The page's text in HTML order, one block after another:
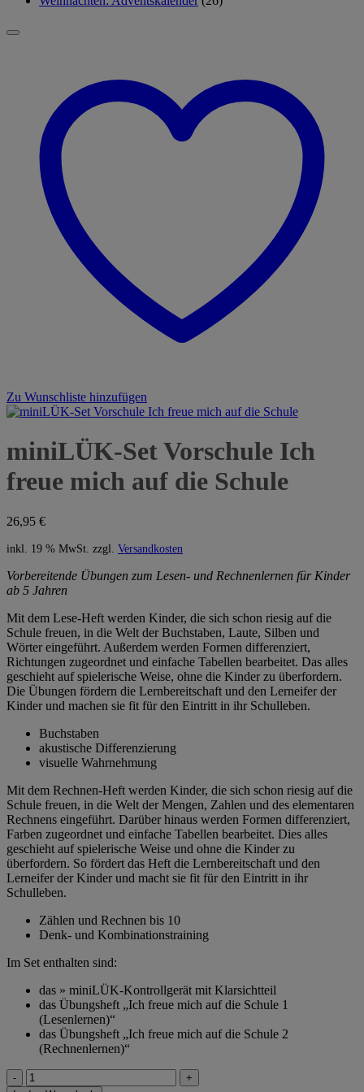
Zu Wunschliste hinzufügen
miniLÜK-Set Vorschule Ich
freue mich auf die Schule
26,95 €
inkl. 19 % MwSt. zzgl. Versandkosten
Vorbereitende Übungen zum Lesen- und Rechnenlernen für Kinder
ab 5 Jahren
Mit dem Lese-Heft werden Kinder, die sich schon riesig auf die
Schule freuen, in die Welt der Buchstaben, Laute, Silben und
Wörter eingeführt. Außerdem werden Formen differenziert,
Richtungen zugeordnet und einfache Tabellen bearbeitet. Das alles
geschieht auf spielerische Weise, ohne die Kinder zu überfordern.
Die Übungen fördern die Lernbereitschaft und den Lerneifer der
Kinder und machen sie fit für den Eintritt in ihr Schulleben.
Buchstaben
akustische Differenzierung
visuelle Wahrnehmung
Mit dem Rechnen-Heft werden Kinder, die sich schon riesig auf die
Schule freuen, in die Welt der Mengen, Zahlen und des elementaren
Rechnens eingeführt. Darüber hinaus werden Formen differenziert,
Farben zugeordnet und einfache Tabellen bearbeitet. Dies alles
geschieht auf spielerische Weise und ohne die Kinder zu
überfordern. So fördert das Heft die Lernbereitschaft und den
Lerneifer der Kinder und macht sie fit für den Eintritt in ihr
Schulleben.
Zählen und Rechnen bis 10
Denk- und Kombinationstraining
Im Set enthalten sind:
das » miniLÜK-Kontrollgerät mit Klarsichtteil
das Übungsheft „Ich freue mich auf die Schule 1
(Lesenlernen)“
das Übungsheft „Ich freue mich auf die Schule 2
(Rechnenlernen)“
miniLÜK-